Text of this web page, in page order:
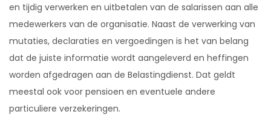
en tijdig verwerken en uitbetalen van de salarissen aan alle
medewerkers van de organisatie. Naast de verwerking van
mutaties, declaraties en vergoedingen is het van belang
dat de juiste informatie wordt aangeleverd en heffingen
worden afgedragen aan de Belastingdienst. Dat geldt
meestal ook voor pensioen en eventuele andere
particuliere verzekeringen.